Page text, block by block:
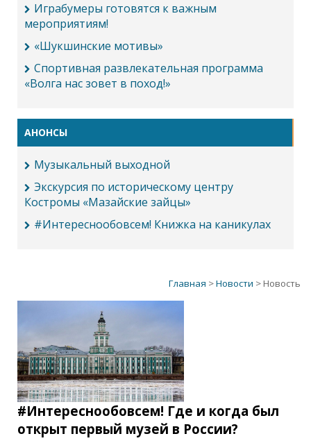
Играбумеры готовятся к важным
мероприятиям!
«Шукшинские мотивы»
Спортивная развлекательная программа
«Волга нас зовет в поход!»
АНОНСЫ
Музыкальный выходной
Экскурсия по историческому центру
Костромы «Мазайские зайцы»
#Интереснообовсем! Книжка на каникулах
Главная >Новости > Новость
#Интереснообовсем! Где и когда был
открыт первый музей в России?